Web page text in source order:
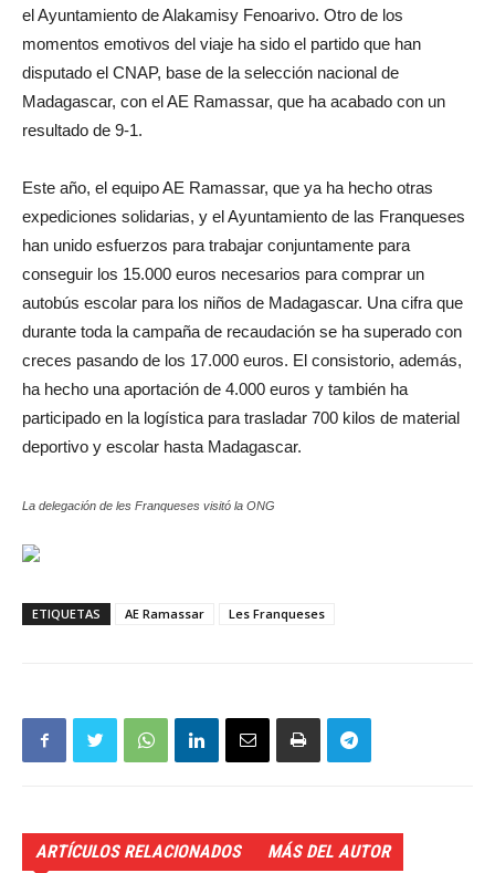
el Ayuntamiento de Alakamisy Fenoarivo. Otro de los
momentos emotivos del viaje ha sido el partido que han
disputado el CNAP, base de la selección nacional de
Madagascar, con el AE Ramassar, que ha acabado con un
resultado de 9-1.
Este año, el equipo AE Ramassar, que ya ha hecho otras
expediciones solidarias, y el Ayuntamiento de las Franqueses
han unido esfuerzos para trabajar conjuntamente para
conseguir los 15.000 euros necesarios para comprar un
autobús escolar para los niños de Madagascar. Una cifra que
durante toda la campaña de recaudación se ha superado con
creces pasando de los 17.000 euros. El consistorio, además,
ha hecho una aportación de 4.000 euros y también ha
participado en la logística para trasladar 700 kilos de material
deportivo y escolar hasta Madagascar.
La delegación de les Franqueses visitó la ONG
ETIQUETAS AE Ramassar Les Franqueses
ARTÍCULOS RELACIONADOS MÁS DEL AUTOR